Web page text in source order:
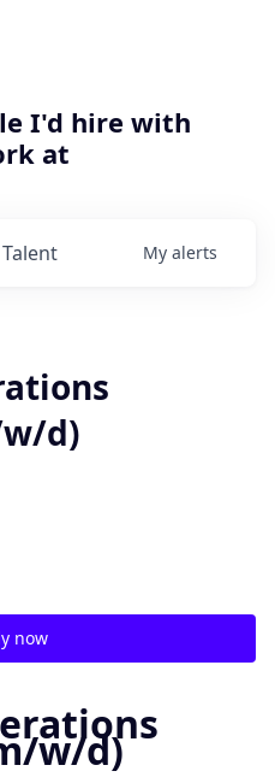
I'd hire with
at
Talent My alerts
d)
now
w/d)